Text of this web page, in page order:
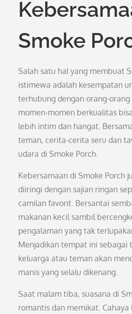
Smoke
Salah satu hal yang membuat
istimewa adalah kesempatan
terhubung dengan orang-orang
momen-momen berkualitas
lebih intim dan hangat.
teman, cerita-cerita seru dan
udara di Smoke Porch.
Kebersamaan di Smoke Porch
diiringi dengan sajian ringan
camilan favorit. Bersantai
makanan kecil sambil
pengalaman yang tak
Menjadikan tempat ini sebagai
keluarga atau teman akan
manis yang selalu dikenang.
Saat malam tiba, suasana di
romantis dan memikat.